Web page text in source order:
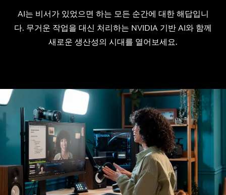
AI는 비서가 있었으면 하는 모든 순간에 대한 해답입니
다. 무거운 작업을 대신 처리하는 NVIDIA 기반 AI와 함께
새로운 생산성의 시대를 열어보세요.